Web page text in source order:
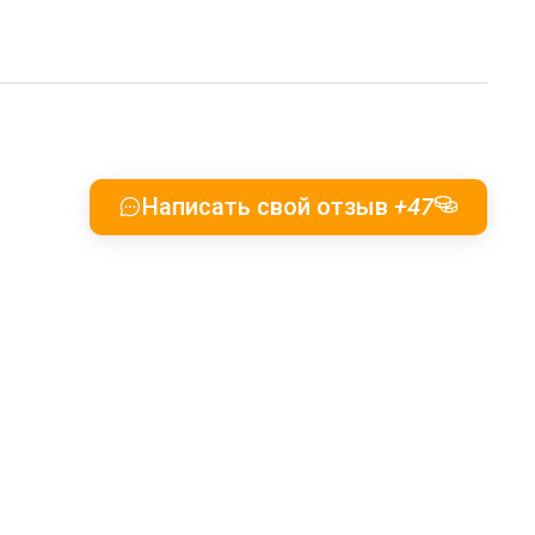
Написать свой отзыв +47